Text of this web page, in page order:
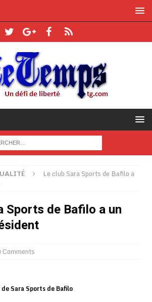
Le club Sara Sports de Bafilo a
Sports de Bafilo a un
Comments
Sara Sports de Bafilo